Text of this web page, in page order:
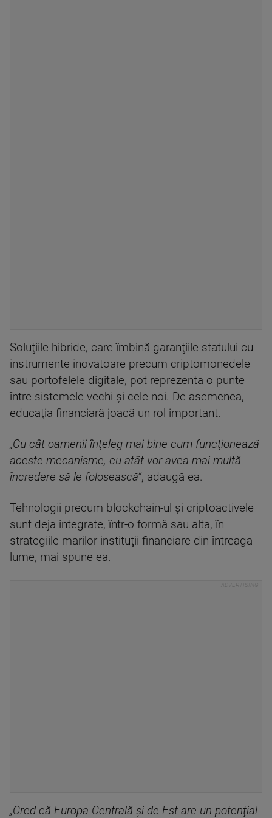
Soluţiile hibride, care îmbină garanţiile statului cu
instrumente inovatoare precum criptomonedele
sau portofelele digitale, pot reprezenta o punte
între sistemele vechi şi cele noi. De asemenea,
educaţia financiară joacă un rol important.
„Cu cât oamenii înţeleg mai bine cum funcţionează
aceste mecanisme, cu atât vor avea mai multă
încredere să le folosească”, adaugă ea.
Tehnologii precum blockchain-ul şi criptoactivele
sunt deja integrate, într-o formă sau alta, în
strategiile marilor instituţii financiare din întreaga
lume, mai spune ea.
„Cred că Europa Centrală şi de Est are un potenţial